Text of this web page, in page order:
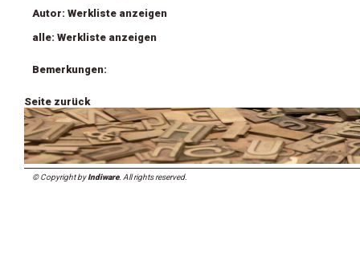
Autor: Werkliste anzeigen
alle: Werkliste anzeigen
Bemerkungen:
Seite zurück
© Copyright byIndiware. All rights reserved.